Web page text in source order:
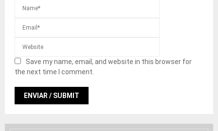
Save my name, email, and website in this browser for
the next time I comment.